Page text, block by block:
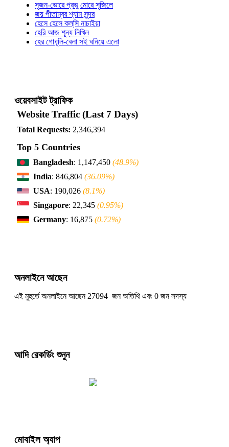
সৃজন-ভোরে প্রভু মোরে সৃজিলে
জয় পীতাম্বর শ্যাম সুন্দর
হেসে হেসে কল্‌সি নাচাইয়া
হেরি আজ শূন্য নিখিল
হের গোধূলি-বেলা সই ঘনিয়ে এলো
ওয়েবসাইট ট্রাফিক
Website Traffic (Last 7 Days)
Total Requests: 2,346,394
Top 5 Countries
Bangladesh: 1,147,450 (48.9%)
India: 846,804 (36.09%)
USA: 190,026 (8.1%)
Singapore: 22,345 (0.95%)
Germany: 16,875 (0.72%)
অনলাইনে আছেন
এই মুহুর্তে অনলাইনে আছেন 27094 জন অতিথি এবং 0 জন সদস্য
আদি রেকর্ডিং শুনুন
মোবাইল অ্যাপ